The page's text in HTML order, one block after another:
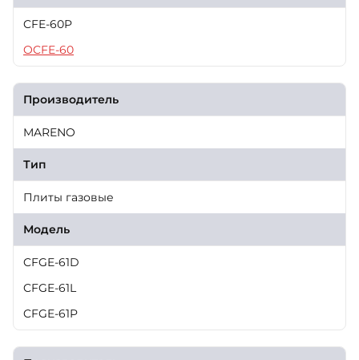
CFE-60P
OCFE-60
Производитель
MARENO
Тип
Плиты газовые
Модель
CFGE-61D
CFGE-61L
CFGE-61P